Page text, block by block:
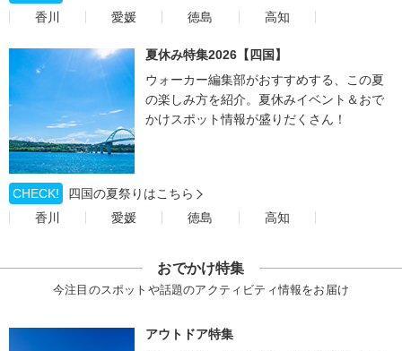
香川
愛媛 徳島 高知
夏休み特集2026【四国】
ウォーカー編集部がおすすめする、この夏
の楽しみ方を紹介。夏休みイベント＆おで
かけスポット情報が盛りだくさん！
CHECK!
四国の夏祭りはこちら
香川
愛媛 徳島 高知
おでかけ特集
今注目のスポットや話題のアクティビティ情報をお届け
アウトドア特集